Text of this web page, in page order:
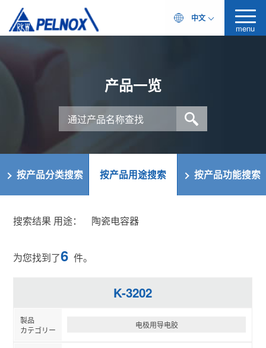
中文
menu
产品一览
按产品分类搜索 按产品用途搜索 按产品功能搜索
搜索结果 用途： 陶瓷电容器
为您找到了6 件。
K-3202
电极用导电胶